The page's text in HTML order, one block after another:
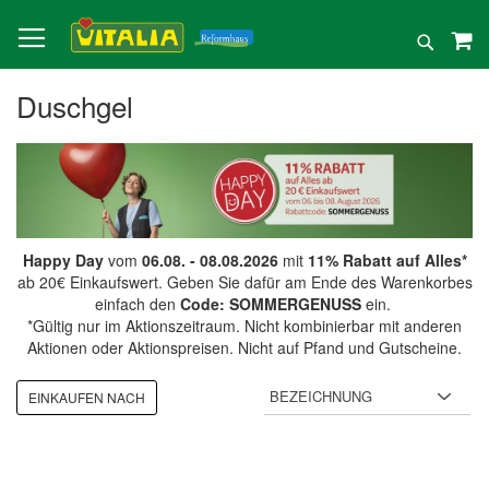
zum
Inhalt
Suche
Duschgel
Happy Dayvom 06.08. - 08.08.2026mit 11% Rabatt auf Alles*
ab 20€ Einkaufswert. Geben Sie dafür am Ende des Warenkorbes
einfach den Code: SOMMERGENUSSein.
*Gültig nur im Aktionszeitraum. Nicht kombinierbar mit anderen
Aktionen oder Aktionspreisen. Nicht auf Pfand und Gutscheine.
EINKAUFEN NACH